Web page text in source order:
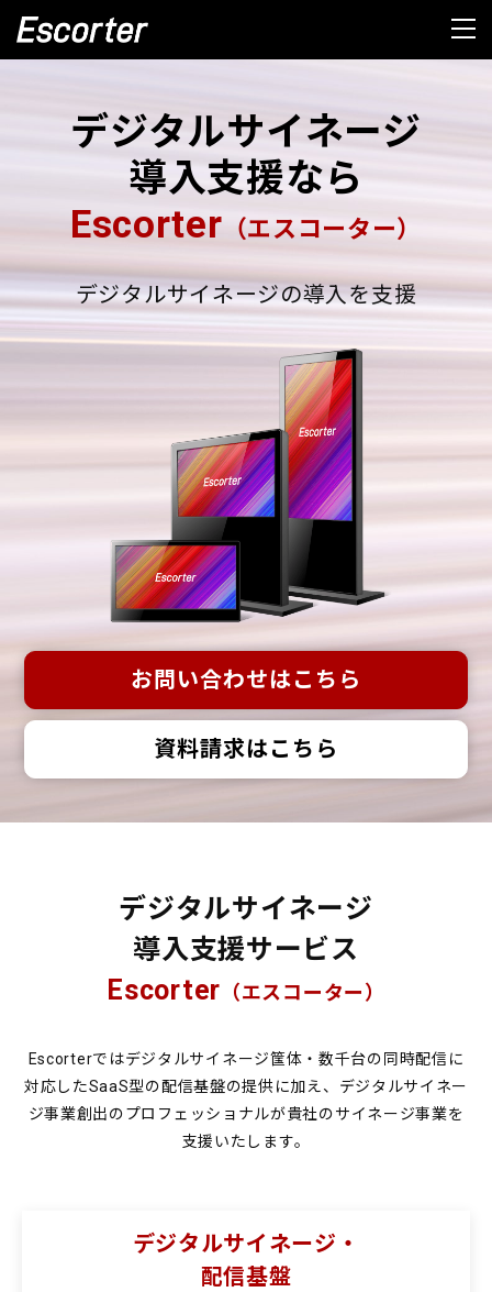
デジタルサイネージ
導入支援なら
Escorter （エスコーター）
デジタルサイネージの導入を支援
お問い合わせはこちら
資料請求はこちら
デジタルサイネージ
導入支援サービス
Escorter （エスコーター）
Escorterではデジタルサイネージ筺体・数千台の同時配信に
対応したSaaS型の配信基盤の提供に加え、 デジタルサイネー
ジ事業創出のプロフェッショナルが貴社のサイネージ事業を
支援いたします。
デジタルサイネージ・
配信基盤